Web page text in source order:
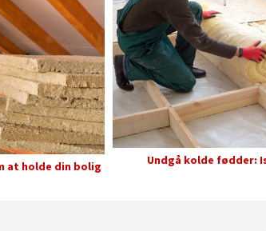
at holde din bolig
Undgå kolde fødder: